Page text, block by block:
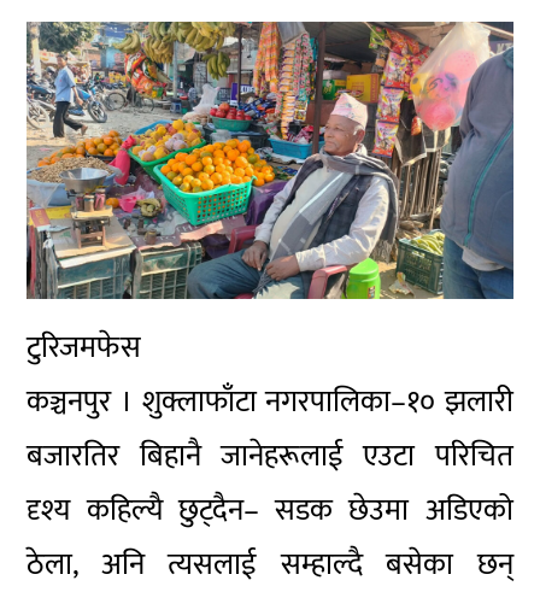
टुरिजमफेस
कञ्चनपुर । शुक्लाफाँटा नगरपालिका–१० झलारी
बजारतिर बिहानै जानेहरूलाई एउटा परिचित
दृश्य कहिल्यै छुट्दैन– सडक छेउमा अडिएको
ठेला, अनि त्यसलाई सम्हाल्दै बसेका छन्